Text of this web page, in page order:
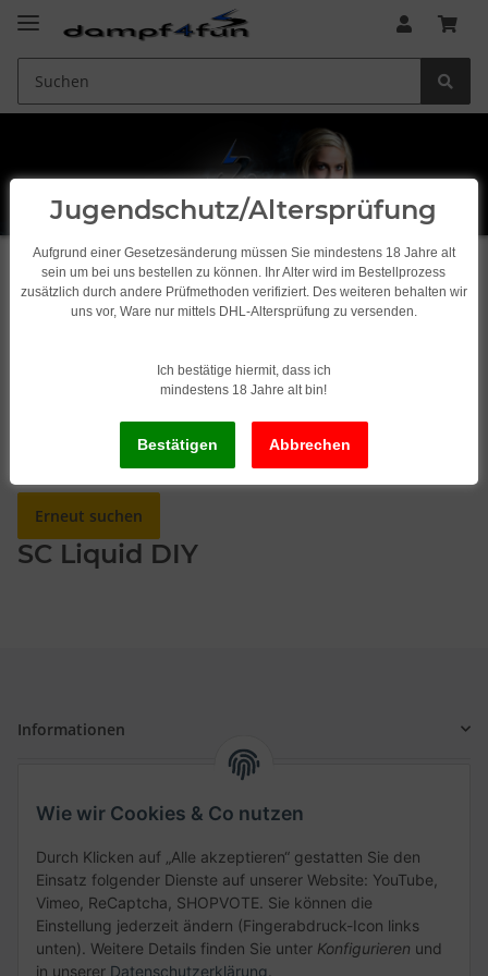
Startseite
Leider wurde zu Ihrem Suchbegriff nichts gefunden.
Bitte geben Sie einen anderen Suchbegriff ein.
Suchbegriff eingeben
Erneut suchen
SC Liquid DIY
Informationen
Kategorien
Jugendschutz/Altersprüfung
Aufgrund einer Gesetzesänderung müssen Sie mindestens 18 Jahre alt
sein um bei uns bestellen zu können. Ihr Alter wird im Bestellprozess
zusätzlich durch andere Prüfmethoden verifiziert. Des weiteren behalten wir
uns vor, Ware nur mittels DHL-Altersprüfung zu versenden.
Ich bestätige hiermit, dass ich
mindestens 18 Jahre alt bin!
Wie wir Cookies & Co nutzen
Durch Klicken auf „Alle akzeptieren“ gestatten Sie den
Einsatz folgender Dienste auf unserer Website: YouTube,
Vimeo, ReCaptcha, SHOPVOTE. Sie können die
Einstellung jederzeit ändern (Fingerabdruck-Icon links
unten). Weitere Details finden Sie unter Konfigurieren und
in unserer Datenschutzerklärung.